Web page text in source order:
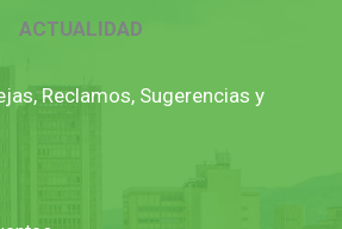
ACTUALIDAD
Reclamos, Sugerencias y